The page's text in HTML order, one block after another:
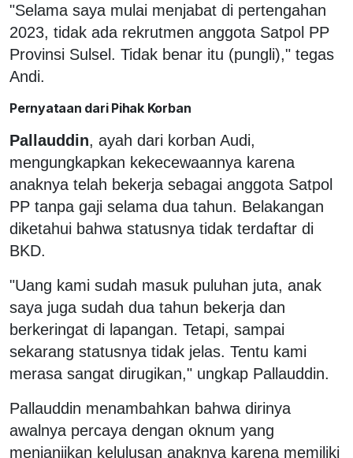
"Selama saya mulai menjabat di pertengahan
2023, tidak ada rekrutmen anggota Satpol PP
Provinsi Sulsel. Tidak benar itu (pungli)," tegas
Andi.
Pernyataan dari Pihak Korban
Pallauddin, ayah dari korban Audi,
mengungkapkan kekecewaannya karena
anaknya telah bekerja sebagai anggota Satpol
PP tanpa gaji selama dua tahun. Belakangan
diketahui bahwa statusnya tidak terdaftar di
BKD.
"Uang kami sudah masuk puluhan juta, anak
saya juga sudah dua tahun bekerja dan
berkeringat di lapangan. Tetapi, sampai
sekarang statusnya tidak jelas. Tentu kami
merasa sangat dirugikan," ungkap Pallauddin.
Pallauddin menambahkan bahwa dirinya
awalnya percaya dengan oknum yang
menjanjikan kelulusan anaknya karena memiliki